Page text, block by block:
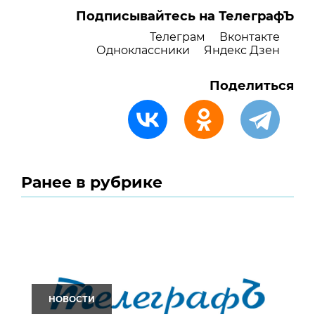
Подписывайтесь на ТелеграфЪ
Телеграм
Вконтакте
Одноклассники
Яндекс Дзен
Поделиться
Ранее в рубрике
НОВОСТИ